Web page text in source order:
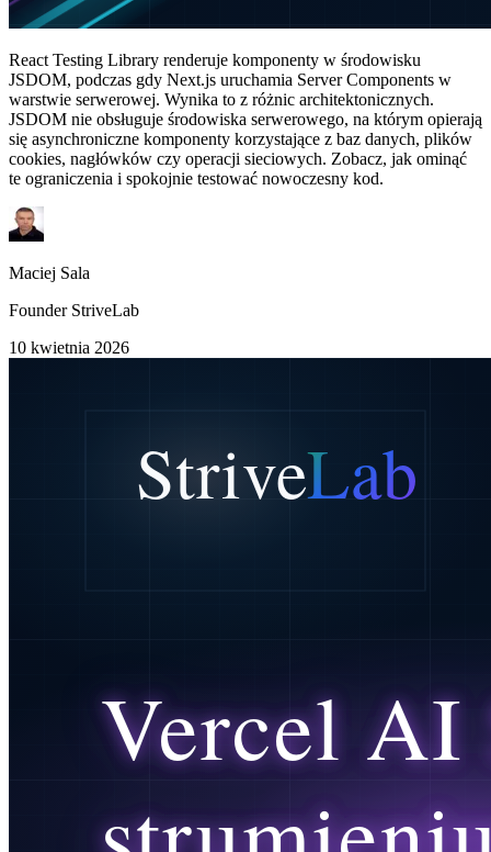
React Testing Library renderuje komponenty w środowisku
JSDOM, podczas gdy Next.js uruchamia Server Components w
warstwie serwerowej. Wynika to z różnic architektonicznych.
JSDOM nie obsługuje środowiska serwerowego, na którym opierają
się asynchroniczne komponenty korzystające z baz danych, plików
cookies, nagłówków czy operacji sieciowych. Zobacz, jak ominąć
te ograniczenia i spokojnie testować nowoczesny kod.
Maciej Sala
Founder StriveLab
10 kwietnia 2026